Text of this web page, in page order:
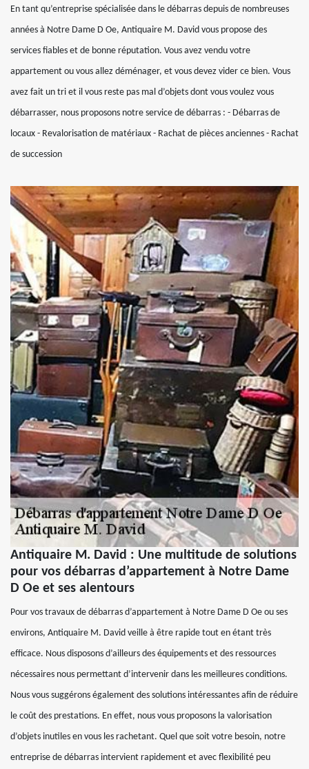
En tant qu’entreprise spécialisée dans le débarras depuis de nombreuses
années à Notre Dame D Oe, Antiquaire M. David vous propose des
services fiables et de bonne réputation. Vous avez vendu votre
appartement ou vous allez déménager, et vous devez vider ce bien. Vous
avez fait un tri et il vous reste pas mal d’objets dont vous voulez vous
débarrasser, nous proposons notre service de débarras : - Débarras de
locaux - Revalorisation de matériaux - Rachat de pièces anciennes - Rachat
de succession
Antiquaire M. David : Une multitude de solutions
pour vos débarras d’appartement à Notre Dame
D Oe et ses alentours
Pour vos travaux de débarras d’appartement à Notre Dame D Oe ou ses
environs, Antiquaire M. David veille à être rapide tout en étant très
efficace. Nous disposons d’ailleurs des équipements et des ressources
nécessaires nous permettant d’intervenir dans les meilleures conditions.
Nous vous suggérons également des solutions intéressantes afin de réduire
le coût des prestations. En effet, nous vous proposons la valorisation
d’objets inutiles en vous les rachetant. Quel que soit votre besoin, notre
entreprise de débarras intervient rapidement et avec flexibilité peu